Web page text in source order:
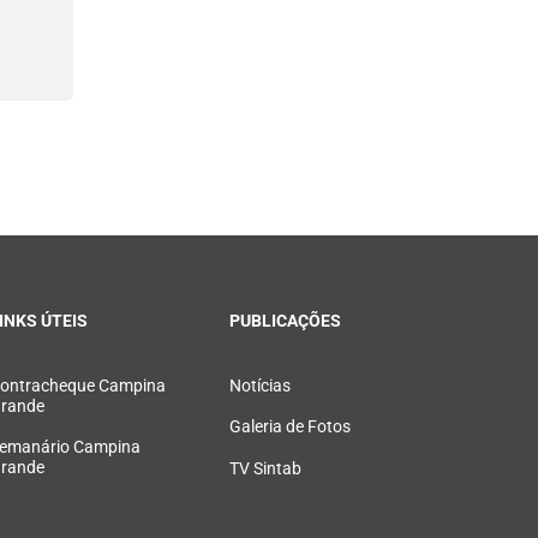
ÚTEIS
Campina
Campina
PUBLICAÇÕES
Notícias
Galeria de Fotos
TV Sintab